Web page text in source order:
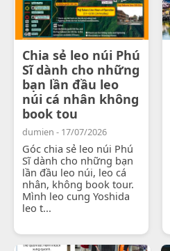
Chia sẻ leo núi Phú
Sĩ dành cho những
bạn lần đầu leo
núi cá nhân không
book tou
dumien - 17/07/2026
Góc chia sẻ leo núi Phú
Sĩ dành cho những bạn
lần đầu leo núi, leo cá
nhân, không book tour.
Mình leo cung Yoshida
leo t...